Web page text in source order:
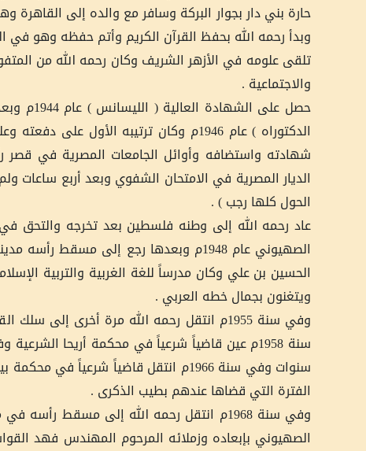
حارة بني دار بجوار البركة وسافر مع والده إلى
وبدأ رحمه الله بحفظ القرآن الكريم وأتم حفظه وهو في
تلقى علومه في الأزهر الشريف وكان رحمه الله من
والاجتماعية .
حصل على
الدكتوراه ) عام 1946م وكان ترتيبه
شهادته واستضافه وأوائل الجامعات المصرية في
الديار المصرية في الامتحان الشفوي وبعد أربع ساعات
الحول كلها رجب ) .
عاد رحمه الله إلى وطنه فلسطين بعد تخرجه والتحق
الصهيوني عام 1948م وبعدها رجع إلى
الحسين بن علي وكان مدرساً للغة الغربية والتربية
ويتغنون بجمال خطه العربي .
وفي سنة 1955م انتقل رحمه الله مرة أخرى
سنوات وفي سنة 1966م انتقل قاضياً
الفترة التي قضاها عندهم بطيب الذكرى .
الصهيوني بإبعاده وزملائه المرحوم المهندس فهد